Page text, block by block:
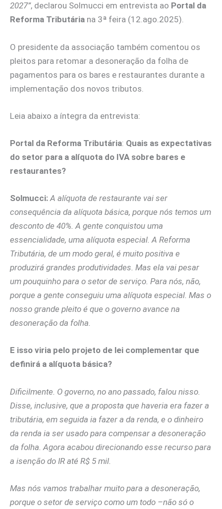
2027”, declarou Solmucci em entrevista ao Portal da
Reforma Tributária na 3ª feira (12.ago.2025).
O presidente da associação também comentou os
pleitos para retomar a desoneração da folha de
pagamentos para os bares e restaurantes durante a
implementação dos novos tributos.
Leia abaixo a íntegra da entrevista:
Portal da Reforma Tributária: Quais as expectativas
do setor para a alíquota do IVA sobre bares e
restaurantes?
Solmucci:A alíquota de restaurante vai ser
consequência da alíquota básica, porque nós temos um
desconto de 40%. A gente conquistou uma
essencialidade, uma alíquota especial. A Reforma
Tributária, de um modo geral, é muito positiva e
produzirá grandes produtividades. Mas ela vai pesar
um pouquinho para o setor de serviço. Para nós, não,
porque a gente conseguiu uma alíquota especial. Mas o
nosso grande pleito é que o governo avance na
desoneração da folha.
E isso viria pelo projeto de lei complementar que
definirá a alíquota básica?
Dificilmente. O governo, no ano passado, falou nisso.
Disse, inclusive, que a proposta que haveria era fazer a
tributária, em seguida ia fazer a da renda, e o dinheiro
da renda ia ser usado para compensar a desoneração
da folha. Agora acabou direcionando esse recurso para
a isenção do IR até R$ 5 mil.
Mas nós vamos trabalhar muito para a desoneração,
porque o setor de serviço como um todo –não só o